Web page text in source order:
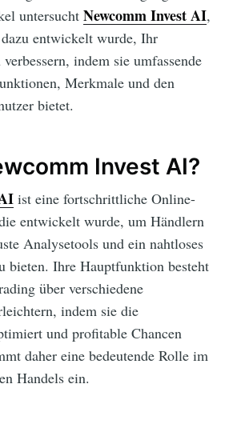
untersucht Newcomm Invest AI,
entwickelt wurde, Ihr
indem sie umfassende
Merkmale und den
bietet.
Invest AI?
ist eine fortschrittliche Online-
entwickelt wurde, um Händlern
Analysetools und ein nahtloses
bieten. Ihre Hauptfunktion besteht
über verschiedene
indem sie die
und profitable Chancen
daher eine bedeutende Rolle im
Handels ein.